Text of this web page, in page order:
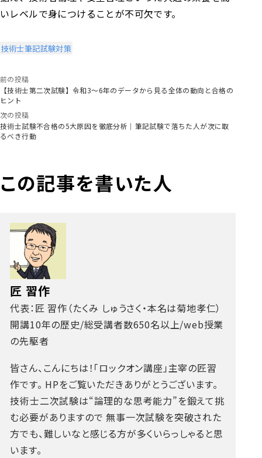
いレベルで身につけることが不可欠です。
技術士筆記試験対策
前の投稿
【技術士第二次試験】令和3～6年のデータから見る全体の動向と合格の
ヒント
次の投稿
技術士試験不合格の5大原因を徹底分析｜筆記試験で落ちた人が次に取
るべき行動
この記事を書いた人
匠 習作
代表：匠 習作（たくみ しゅうさく・本名は菊地孝仁）
開講10年の歴史/総受講者数650名以上/web授業
の先駆者
皆さん、こんにちは！「ロックオン講座」主宰の匠習
作です。 HPをご覧いただきありがとうございます。
技術士二次試験は“論理的な思考能力”を鍛えて挑
む必要がありますので 無事一次試験を突破された
方でも、難しいなと感じる方が多くいらっしゃると思
います。